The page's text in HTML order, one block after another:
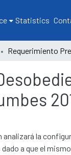
Statistics
la
a que el